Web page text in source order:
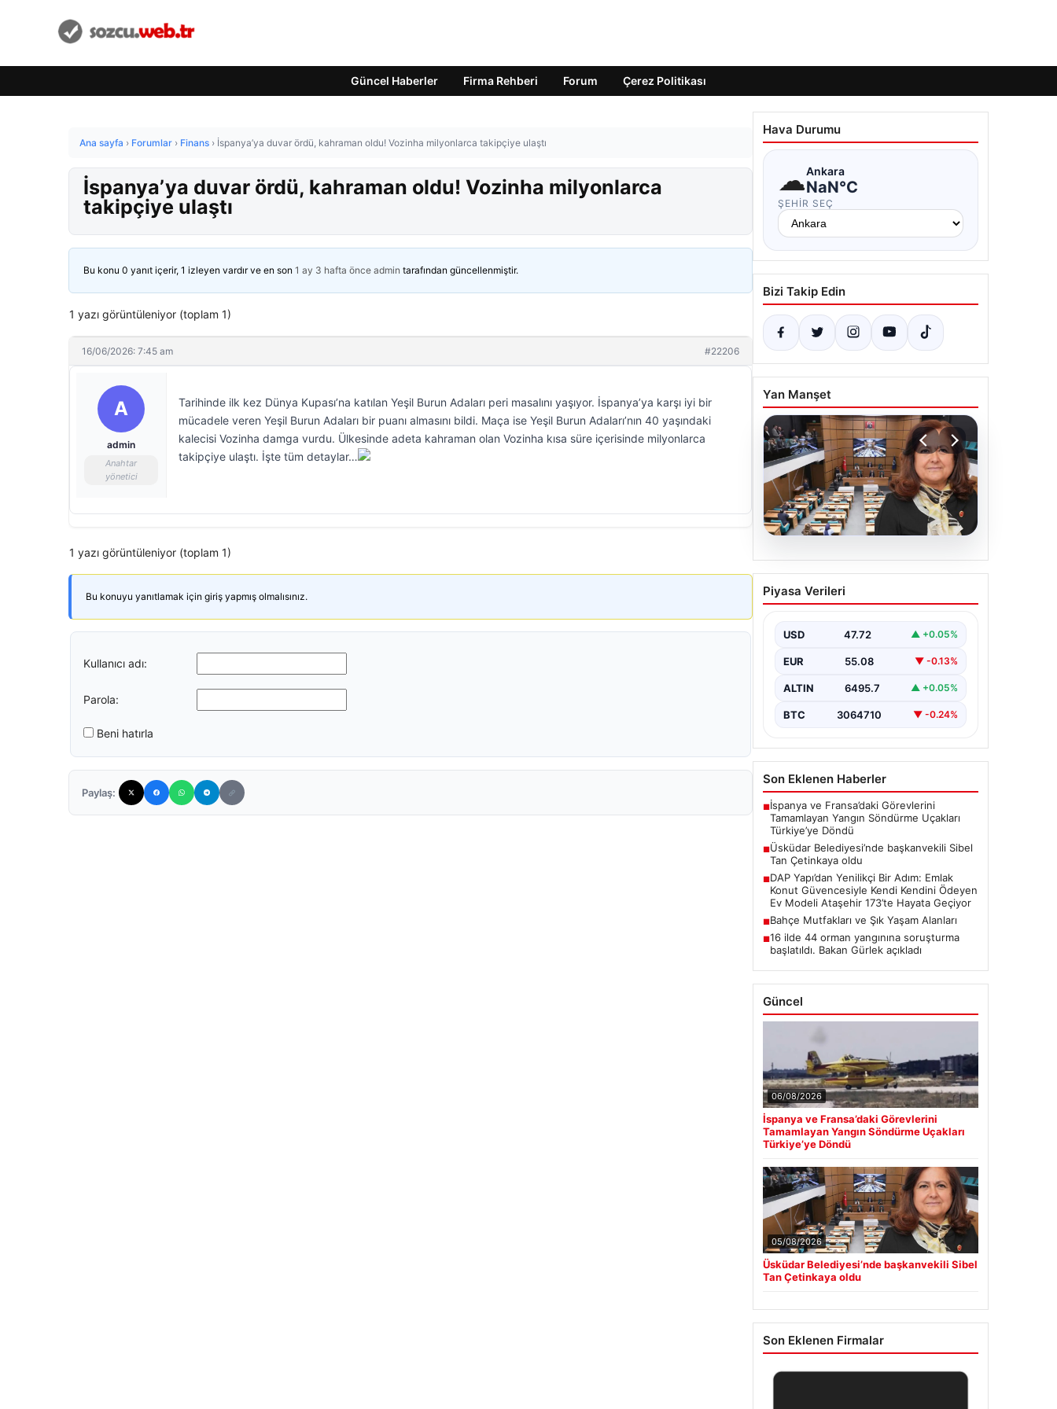
Güncel Haberler Firma Rehberi Forum Çerez Politikası
Ana sayfa › Forumlar › Finans › İspanya’ya duvar ördü, kahraman oldu! Vozinha milyonlarca takipçiye ulaştı
İspanya’ya duvar ördü, kahraman oldu! Vozinha milyonlarca
takipçiye ulaştı
Bu konu 0 yanıt içerir, 1 izleyen vardır ve en son 1 ay 3 hafta önce admin tarafından güncellenmiştir.
1 yazı görüntüleniyor (toplam 1)
16/06/2026: 7:45 am #22206
A
admin
Anahtar
yönetici
Tarihinde ilk kez Dünya Kupası’na katılan Yeşil Burun Adaları peri masalını yaşıyor. İspanya’ya karşı iyi bir
mücadele veren Yeşil Burun Adaları bir puanı almasını bildi. Maça ise Yeşil Burun Adaları’nın 40 yaşındaki
kalecisi Vozinha damga vurdu. Ülkesinde adeta kahraman olan Vozinha kısa süre içerisinde milyonlarca
takipçiye ulaştı. İşte tüm detaylar…
1 yazı görüntüleniyor (toplam 1)
Bu konuyu yanıtlamak için giriş yapmış olmalısınız.
Kullanıcı adı:
Parola:
Beni hatırla
Paylaş:
Hava Durumu
☁Ankara
NaN°C
ŞEHIR SEÇ
Bizi Takip Edin
Yan Manşet
Üsküdar Belediyesi’nde
başkanvekili Sibel Tan
Piyasa Verileri
USD 47.72 ▲ +0.05%
EUR 55.08 ▼ -0.13%
ALTIN 6495.7 ▲ +0.05%
BTC 3064710 ▼ -0.24%
Son Eklenen Haberler
■İspanya ve Fransa’daki Görevlerini
Tamamlayan Yangın Söndürme Uçakları
Türkiye’ye Döndü
■Üsküdar Belediyesi’nde başkanvekili Sibel
Tan Çetinkaya oldu
■DAP Yapı’dan Yenilikçi Bir Adım: Emlak
Konut Güvencesiyle Kendi Kendini Ödeyen
Ev Modeli Ataşehir 173’te Hayata Geçiyor
■Bahçe Mutfakları ve Şık Yaşam Alanları
■16 ilde 44 orman yangınına soruşturma
başlatıldı. Bakan Gürlek açıkladı
Güncel
06/08/2026
İspanya ve Fransa’daki Görevlerini
Tamamlayan Yangın Söndürme Uçakları
Türkiye’ye Döndü
05/08/2026
Üsküdar Belediyesi’nde başkanvekili Sibel
Tan Çetinkaya oldu
Son Eklenen Firmalar